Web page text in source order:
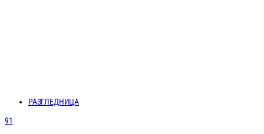
РАЗГЛЕДНИЦА
91